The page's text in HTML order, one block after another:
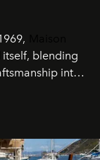
blending
into